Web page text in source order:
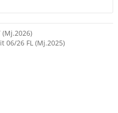
(Mj.2026)
06/26 FL (Mj.2025)